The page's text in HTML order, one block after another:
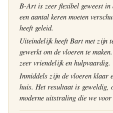
B-Art is zeer flexibel geweest
een aantal keren moeten
heeft geleid.
Uiteindelijk heeft Bart met zijn
gewerkt om de vloeren te
zeer vriendelijk en hulpvaardig.
Inmiddels zijn de vloeren klaar
huis. Het resultaat is geweldig,
moderne uitstraling die we voor